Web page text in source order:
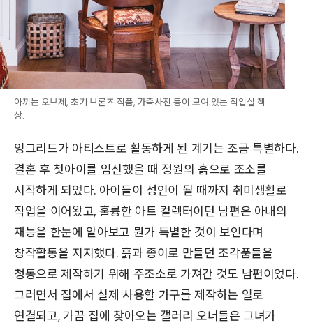
아끼는 오브제, 초기 브론즈 작품, 가족사진 등이 모여 있는 작업실 책
상.
잉그리드가 아티스트로 활동하게 된 계기는 조금 특별하다.
결혼 후 첫아이를 임신했을 때 정원의 흙으로 조소를
시작하게 되었다. 아이들이 성인이 될 때까지 취미생활로
작업을 이어왔고, 훌륭한 아트 컬렉터이던 남편은 아내의
재능을 한눈에 알아보고 뭔가 특별한 것이 보인다며
창작활동을 지지했다. 흙과 종이로 만들던 조각품들을
청동으로 제작하기 위해 주조소로 가져간 것도 남편이었다.
그러면서 집에서 실제 사용할 가구를 제작하는 일로
연결되고, 가끔 집에 찾아오는 갤러리 오너들은 그녀가